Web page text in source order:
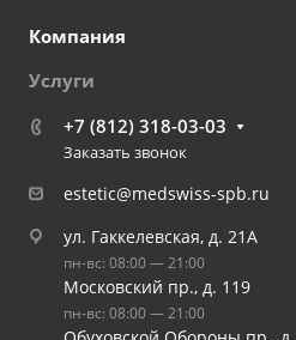
Компания
Услуги
+7 (812) 318-03-03
Заказать звонок
estetic@medswiss-spb.ru
ул. Гаккелевская, д. 21А
пн-вс: 08:00 — 21:00
Московский пр., д. 119
пн-вс: 08:00 — 21:00